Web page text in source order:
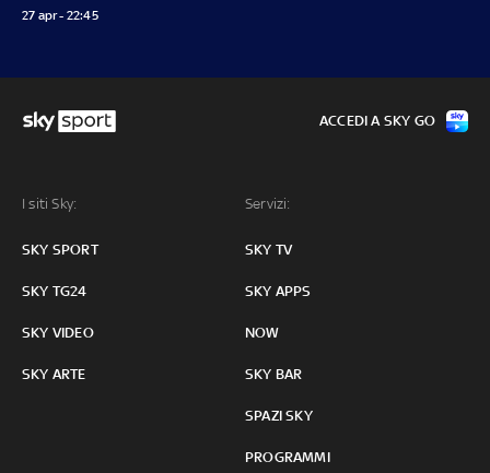
27 apr - 22:45
I siti Sky:
SKY SPORT
SKY TG24
SKY VIDEO
SKY ARTE
Servizi:
SKY TV
SKY APPS
NOW
SKY BAR
SPAZI SKY
PROGRAMMI
ACCEDI A SKY GO